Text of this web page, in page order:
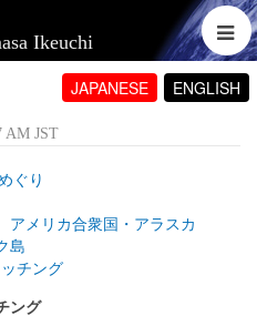
Ikeuchi
JAPANESE ENGLISH
AM JST
ぐり
国・アラスカ
チング
ング